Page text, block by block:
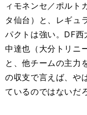
ィモネンセ／ポルト
タ仙台）と、レギュ
パクトは強い。DF
中達也（大分トリニ
と、他チームの主力
の収支で言えば、や
ているのではないだ